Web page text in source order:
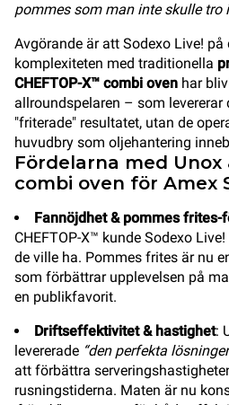
pommes som man inte skulle tro
Avgörande är att Sodexo Live!
komplexiteten med traditionella
CHEFTOP-X™ combi oven har
allroundspelaren – som levererar
"friterade" resultatet, utan de
huvudbry som oljehantering
Fördelarna med Unox
combi oven för Amex
Fannöjdhet & pommes frites-
CHEFTOP-X™ kunde Sodexo
de ville ha. Pommes frites är nu
som förbättrar upplevelsen på
en publikfavorit.
Driftseffektivitet & hastighet:
levererade “den perfekta
att förbättra
rusningstiderna. Maten är nu